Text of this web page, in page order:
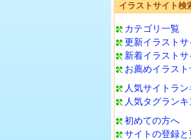
イラストサイト検
カテゴリ一覧
更新イラストサ
新着イラストサ
お薦めイラスト
人気サイトラ
人気タグラン
初めての方へ
サイトの登録と